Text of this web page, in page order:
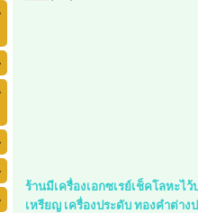
ร้านมีเครื่องเอกซเรย์เช็คโลหะไ
เหรียญ เครื่องประดับ ทองคำต่าง